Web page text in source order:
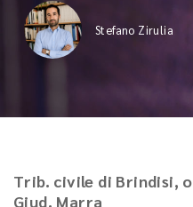
Stefano Zirulia
Trib. civile di Brindisi,
Giud. Marra